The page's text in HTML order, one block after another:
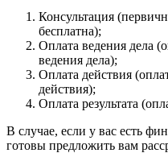
Консультация
бесплатна);
Оплата ведения дела
ведения дела);
Оплата действия
действия);
Оплата результата
В случае, если у вас есть
готовы предложить вам